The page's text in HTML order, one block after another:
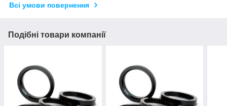
Всі умови повернення
Подібні товари компанії